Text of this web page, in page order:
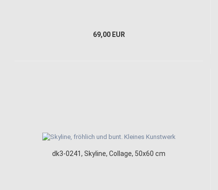
69,00 EUR
dk3-0241, Skyline, Collage, 50x60 cm